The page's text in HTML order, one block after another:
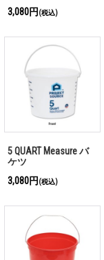
3,080円 (税込)
5 QUART Measure バ
ケツ
3,080円 (税込)